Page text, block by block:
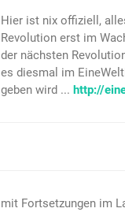
Hier ist nix offiziell,
Revolution erst im
der nächsten
es diesmal im
geben wird ...http://
mit Fortsetzungen im